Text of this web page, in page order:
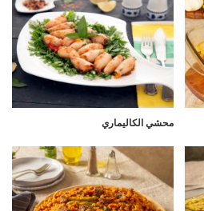
محشي الكاليماري